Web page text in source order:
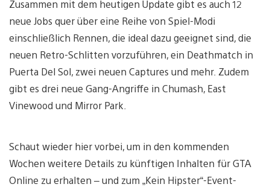
Zusammen mit dem heutigen Update gibt es auch 12
neue Jobs quer über eine Reihe von Spiel-Modi
einschließlich Rennen, die ideal dazu geeignet sind, die
neuen Retro-Schlitten vorzuführen, ein Deathmatch in
Puerta Del Sol, zwei neuen Captures und mehr. Zudem
gibt es drei neue Gang-Angriffe in Chumash, East
Vinewood und Mirror Park.
Schaut wieder hier vorbei, um in den kommenden
Wochen weitere Details zu künftigen Inhalten für GTA
Online zu erhalten – und zum „Kein Hipster“-Event-